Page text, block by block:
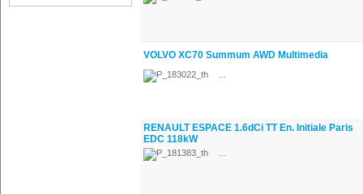
VOLVO XC70 Summum AWD Multimedia
RENAULT ESPACE 1.6dCi TT En. Initiale Paris
EDC 118kW